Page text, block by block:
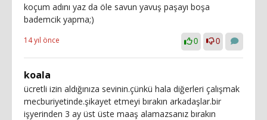
koçum adını yaz da öle savun yavuş paşayı boşa
bademcik yapma;)
14 yıl önce 0 0
koala
ücretli izin aldığınıza sevinin.çünkü hala diğerleri çalışmak
mecburiyetinde.şikayet etmeyi bırakın arkadaşlar.bir
işyerinden 3 ay üst üste maaş alamazsanız bırakın